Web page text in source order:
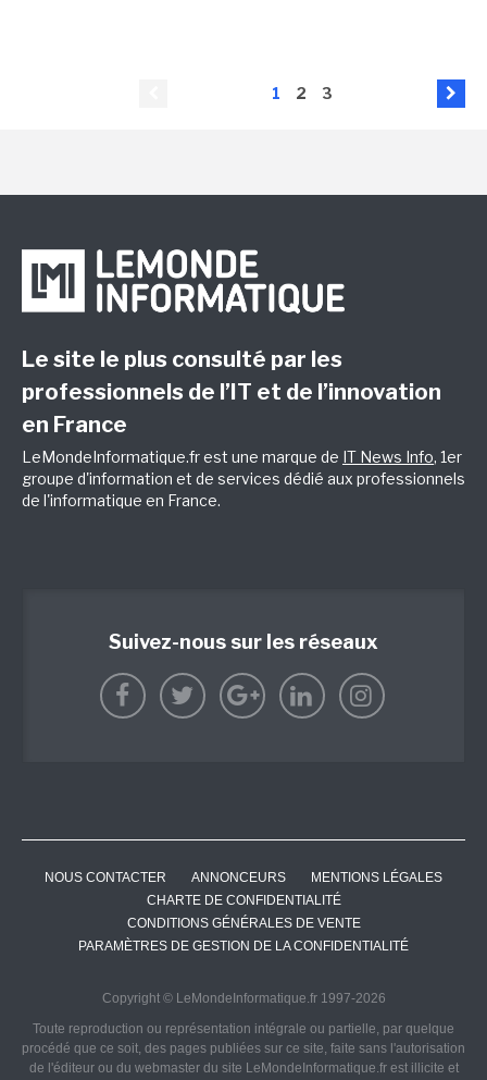
1 2 3
Le site le plus consulté par les
professionnels de l’IT et de l’innovation
en France
LeMondeInformatique.fr est une marque de IT News Info, 1er
groupe d'information et de services dédié aux professionnels
de l'informatique en France.
Suivez-nous sur les réseaux
NOUS CONTACTER ANNONCEURS
MENTIONS LÉGALES
CHARTE DE CONFIDENTIALITÉ
CONDITIONS GÉNÉRALES DE VENTE
PARAMÈTRES DE GESTION DE LA CONFIDENTIALITÉ
Copyright © LeMondeInformatique.fr 1997-2026
Toute reproduction ou représentation intégrale ou partielle, par quelque
procédé que ce soit, des pages publiées sur ce site, faite sans l'autorisation
de l'éditeur ou du webmaster du site LeMondeInformatique.fr est illicite et